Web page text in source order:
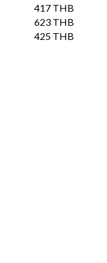
417 THB
623 THB
425 THB